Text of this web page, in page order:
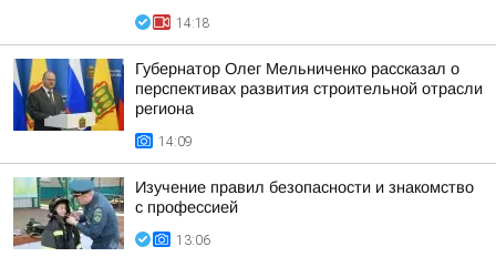
14:18
Губернатор Олег Мельниченко рассказал о
перспективах развития строительной отрасли
региона
14:09
Изучение правил безопасности и знакомство
с профессией
13:06